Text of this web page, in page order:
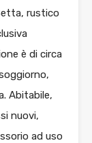
rustico
è di circa
Abitabile,
nuovi,
ad uso